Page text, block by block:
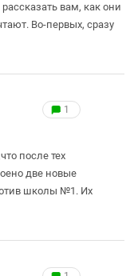
вам, как они
Во-первых, сразу
1
после тех
две новые
школы №1. Их